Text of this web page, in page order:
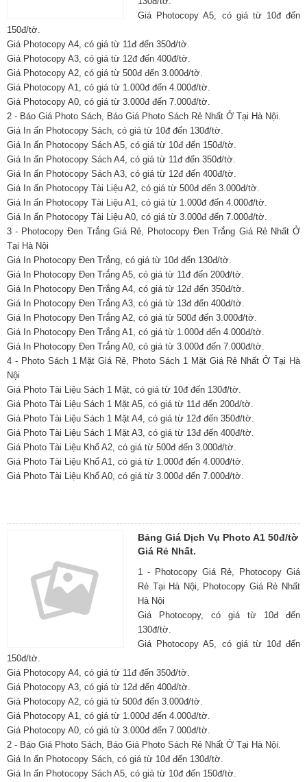
Giá Photocopy A5, có giá từ 10đ đến
150đ/tờ.
Giá Photocopy A4, có giá từ 11đ đến 350đ/tờ.
Giá Photocopy A3, có giá từ 12đ đến 400đ/tờ.
Giá Photocopy A2, có giá từ 500đ đến 3.000đ/tờ.
Giá Photocopy A1, có giá từ 1.000đ đến 4.000đ/tờ.
Giá Photocopy A0, có giá từ 3.000đ đến 7.000đ/tờ.
2 - Báo Giá Photo Sách, Báo Giá Photo Sách Rẻ Nhất Ở Tại Hà Nội.
Giá In ấn Photocopy Sách, có giá từ 10đ đến 130đ/tờ.
Giá In ấn Photocopy Sách A5, có giá từ 10đ đến 150đ/tờ.
Giá In ấn Photocopy Sách A4, có giá từ 11đ đến 350đ/tờ.
Giá In ấn Photocopy Sách A3, có giá từ 12đ đến 400đ/tờ.
Giá In ấn Photocopy Tài Liệu A2, có giá từ 500đ đến 3.000đ/tờ.
Giá In ấn Photocopy Tài Liệu A1, có giá từ 1.000đ đến 4.000đ/tờ.
Giá In ấn Photocopy Tài Liệu A0, có giá từ 3.000đ đến 7.000đ/tờ.
3 - Photocopy Đen Trắng Giá Rẻ, Photocopy Đen Trắng Giá Rẻ Nhất Ở
Tại Hà Nội
Giá In Photocopy Đen Trắng, có giá từ 10đ đến 130đ/tờ.
Giá In Photocopy Đen Trắng A5, có giá từ 11đ đến 200đ/tờ.
Giá In Photocopy Đen Trắng A4, có giá từ 12đ đến 350đ/tờ.
Giá In Photocopy Đen Trắng A3, có giá từ 13đ đến 400đ/tờ.
Giá In Photocopy Đen Trắng A2, có giá từ 500đ đến 3.000đ/tờ.
Giá In Photocopy Đen Trắng A1, có giá từ 1.000đ đến 4.000đ/tờ.
Giá In Photocopy Đen Trắng A0, có giá từ 3.000đ đến 7.000đ/tờ.
4 - Photo Sách 1 Mặt Giá Rẻ, Photo Sách 1 Mặt Giá Rẻ Nhất Ở Tại Hà
Nội
Giá Photo Tài Liệu Sách 1 Mặt, có giá từ 10đ đến 130đ/tờ.
Giá Photo Tài Liệu Sách 1 Mặt A5, có giá từ 11đ đến 200đ/tờ.
Giá Photo Tài Liệu Sách 1 Mặt A4, có giá từ 12đ đến 350đ/tờ.
Giá Photo Tài Liệu Sách 1 Mặt A3, có giá từ 13đ đến 400đ/tờ.
Giá Photo Tài Liệu Khổ A2, có giá từ 500đ đến 3.000đ/tờ.
Giá Photo Tài Liệu Khổ A1, có giá từ 1.000đ đến 4.000đ/tờ.
Giá Photo Tài Liệu Khổ A0, có giá từ 3.000đ đến 7.000đ/tờ.
Bảng Giá Dịch Vụ Photo A1 50đ/tờ
Giá Rẻ Nhất.
1 - Photocopy Giá Rẻ, Photocopy Giá
Rẻ Tại Hà Nội, Photocopy Giá Rẻ Nhất
Hà Nội
Giá Photocopy, có giá từ 10đ đến
130đ/tờ.
Giá Photocopy A5, có giá từ 10đ đến
150đ/tờ.
Giá Photocopy A4, có giá từ 11đ đến 350đ/tờ.
Giá Photocopy A3, có giá từ 12đ đến 400đ/tờ.
Giá Photocopy A2, có giá từ 500đ đến 3.000đ/tờ.
Giá Photocopy A1, có giá từ 1.000đ đến 4.000đ/tờ.
Giá Photocopy A0, có giá từ 3.000đ đến 7.000đ/tờ.
2 - Báo Giá Photo Sách, Báo Giá Photo Sách Rẻ Nhất Ở Tại Hà Nội.
Giá In ấn Photocopy Sách, có giá từ 10đ đến 130đ/tờ.
Giá In ấn Photocopy Sách A5, có giá từ 10đ đến 150đ/tờ.